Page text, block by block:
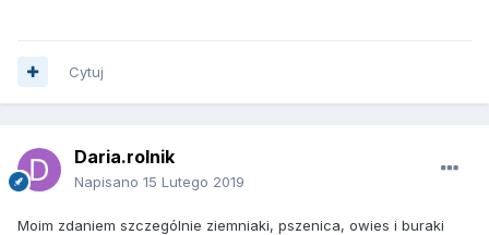
Cytuj
Daria.rolnik
Napisano 15 Lutego 2019
Moim zdaniem szczególnie ziemniaki, pszenica, owies i buraki